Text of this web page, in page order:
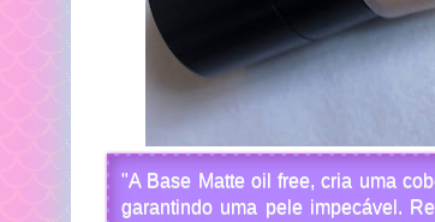
"A Base Matte oil free, cria uma
garantindo uma pele impecável.